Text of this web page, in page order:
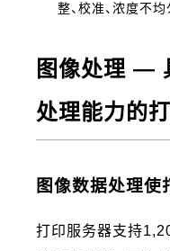
整、校准、浓度不
图像处理 ―
处理能力的
图像数据处理使
打印服务器支持